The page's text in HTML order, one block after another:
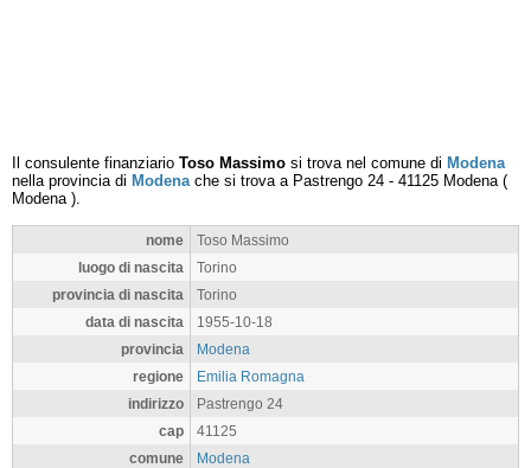
Il consulente finanziario Toso Massimo si trova nel comune di Modena
nella provincia di Modenache si trova a Pastrengo 24 - 41125 Modena(
Modena).
nome
Toso Massimo
luogo di nascita
Torino
provincia di nascita
Torino
data di nascita
1955-10-18
provincia
Modena
regione
Emilia Romagna
indirizzo
Pastrengo 24
cap
41125
comune
Modena